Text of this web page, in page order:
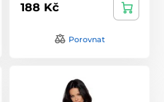
188 Kč
Porovnat